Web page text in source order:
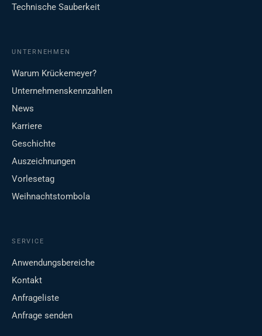
Technische Sauberkeit
UNTERNEHMEN
Warum Krückemeyer?
Unternehmenskennzahlen
News
Karriere
Geschichte
Auszeichnungen
Vorlesetag
Weihnachtstombola
SERVICE
Anwendungsbereiche
Kontakt
Anfrageliste
Anfrage senden